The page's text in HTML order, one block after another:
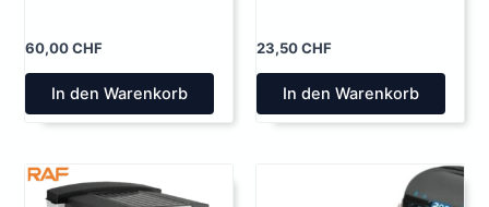
60,00CHF
In den Warenkorb
23,50CHF
In den Warenkorb